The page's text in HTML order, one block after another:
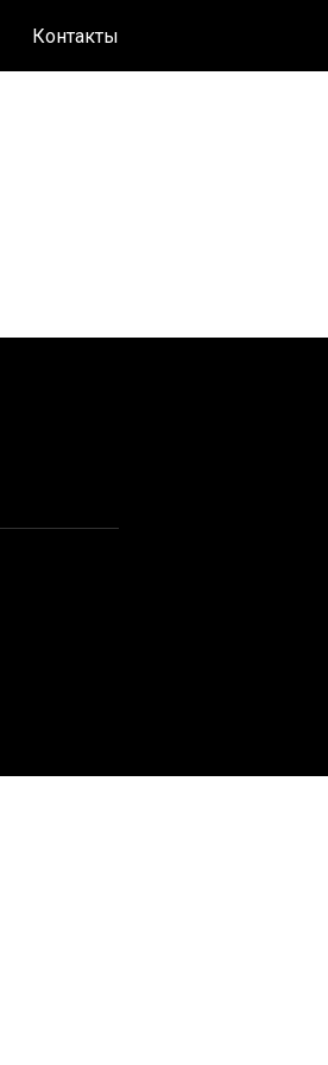
Контакты